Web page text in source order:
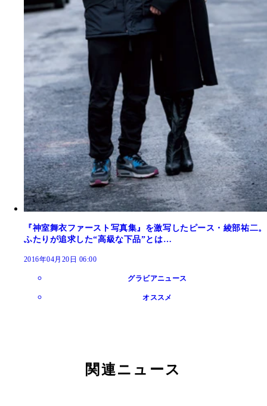
『神室舞衣ファースト写真集』を激写したピース・綾部祐二。
ふたりが追求した“高級な下品”とは…
2016年04月20日 06:00
グラビアニュース
オススメ
関連ニュース